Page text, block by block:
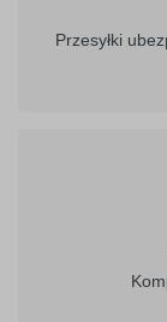
Przesyłki